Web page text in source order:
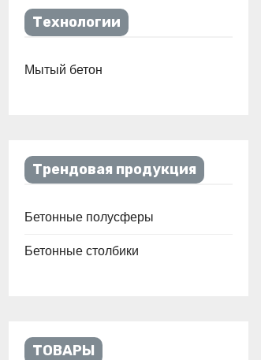
Технологии
Мытый бетон
Трендовая продукция
Бетонные полусферы
Бетонные столбики
ТОВАРЫ